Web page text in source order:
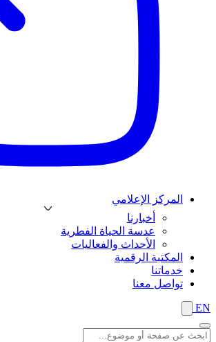
المركز الإعلامي
أخبارنا
عدسة الحياة الفطرية
الأحداث والفعاليات
المكتبة الرقمية
خدماتنا
تواصل معنا
EN